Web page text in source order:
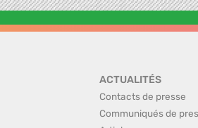
ACTUALITÉS
Contacts de presse
Communiqués de